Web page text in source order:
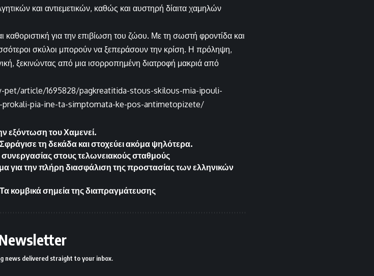
και αντιεμετικών, καθώς και αυστηρή δίαιτα χαμηλών
καθοριστική για την επιβίωση του ζώου. Με τη σωστή φροντίδα και
σκύλοι μπορούν να ξεπεράσουν την κρίση. Η πρόληψη,
ξεκινώντας από μια ισορροπημένη διατροφή μακριά από
article/1695828/pagkreatitida-stous-skilous-mia-ipouli-
pia-ine-ta-simptomata-ke-pos-antimetopizete/
εξόντωση του Χαμενεί.
τη δεκάδα και στοχεύει ακόμα ψηλότερα.
στους τελωνειακούς σταθμούς
για την πλήρη διασφάλιση της προστασίας των ελληνικών
κομβικά σημεία της διαπραγμάτευσης
news delivered straight to your inbox.